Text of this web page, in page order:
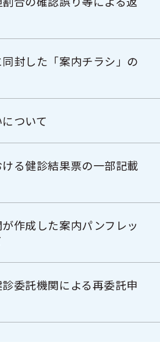
封した「案内チラシ」の
ついて
る健診結果票の一部記載
作成した案内パンフレッ
委託機関による再委託申